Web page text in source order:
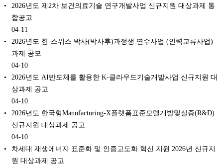
2026년도 제2차 보건의료기술 연구개발사업 신규지원 대상과제 통
합공고
04-11
2026년도 한-스위스 박사(박사후)과정생 연수사업 (인력교류사업)
과제 공모
04-10
2026년도 AI반도체를 활용한 K-클라우드기술개발사업 신규지원 대
상과제 공고
04-10
2026년도 한국형Manufacturing-X플랫폼표준모델개발및실증(R&D)
신규지원 대상과제 공고
04-10
차세대 재생에너지 표준화 및 인증고도화 혁신 지원 2026년 신규지
원 대상과제 공고